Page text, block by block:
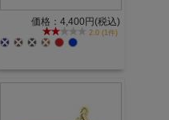
価格：4,400円(税込)
2.0 (1件)